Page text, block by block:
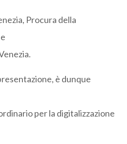
Procura della
è dunque
per la digitalizzazione